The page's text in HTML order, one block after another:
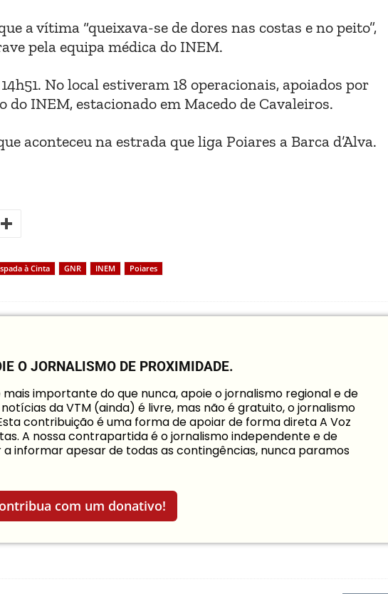
a vítima “queixava-se de dores nas costas e no peito”,
pela equipa médica do INEM.
No local estiveram 18 operacionais, apoiados por
INEM, estacionado em Macedo de Cavaleiros.
aconteceu na estrada que liga Poiares a Barca d’Alva.
à Cinta GNR INEM Poiares
O JORNALISMO DE PROXIMIDADE.
importante do que nunca, apoie o jornalismo regional e de
da VTM (ainda) é livre, mas não é gratuito, o jornalismo
contribuição é uma forma de apoiar de forma direta A Voz
A nossa contrapartida é o jornalismo independente e de
a informar apesar de todas as contingências, nunca paramos
com um donativo!